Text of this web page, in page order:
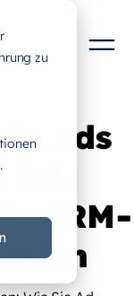
zu
Ads
CRM-